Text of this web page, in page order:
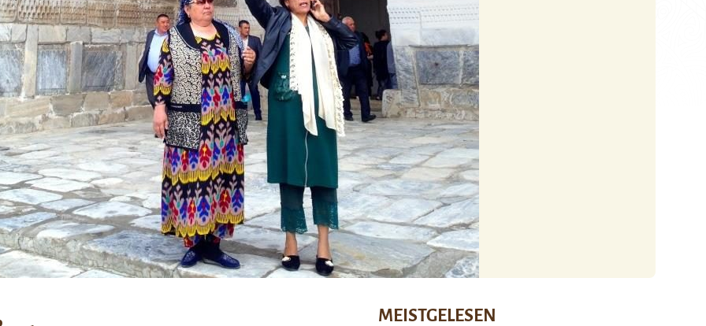
MEISTGELESEN